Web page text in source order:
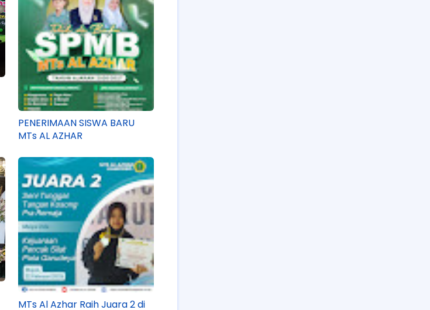
PENERIMAAN SISWA BARU
MTs AL AZHAR
MTs Al Azhar Raih Juara 2 di